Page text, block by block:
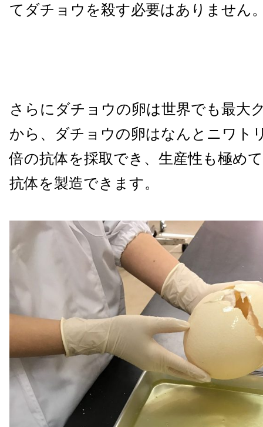
てダチョウを殺す必要はありません
さらにダチョウの卵は世界でも最大
から、ダチョウの卵はなんとニワト
倍の抗体を採取でき、生産性も極め
抗体を製造できます。